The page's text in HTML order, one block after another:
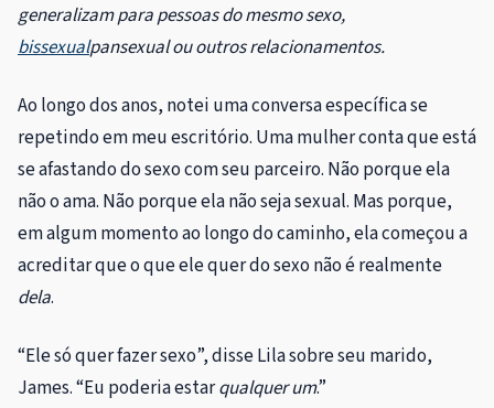
generalizam para pessoas do mesmo sexo,
bissexualpansexual ou outros relacionamentos.
Ao longo dos anos, notei uma conversa específica se
repetindo em meu escritório. Uma mulher conta que está
se afastando do sexo com seu parceiro. Não porque ela
não o ama. Não porque ela não seja sexual. Mas porque,
em algum momento ao longo do caminho, ela começou a
acreditar que o que ele quer do sexo não é realmente
dela.
“Ele só quer fazer sexo”, disse Lila sobre seu marido,
James. “Eu poderia estarqualquer um.”